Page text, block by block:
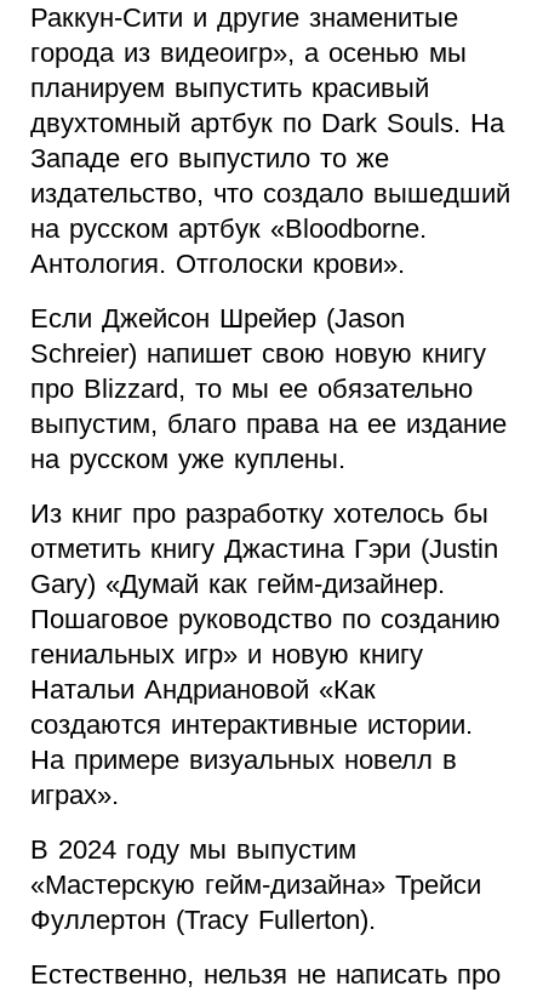
Раккун-Сити и другие знаменитые
города из видеоигр», а осенью мы
планируем выпустить красивый
двухтомный артбук по Dark Souls. На
Западе его выпустило то же
издательство, что создало вышедший
на русском артбук «Bloodborne.
Антология. Отголоски крови».
Если Джейсон Шрейер (Jason
Schreier) напишет свою новую книгу
про Blizzard, то мы ее обязательно
выпустим, благо права на ее издание
на русском уже куплены.
Из книг про разработку хотелось бы
отметить книгу Джастина Гэри (Justin
Gary) «Думай как гейм-дизайнер.
Пошаговое руководство по созданию
гениальных игр» и новую книгу
Натальи Андриановой «Как
создаются интерактивные истории.
На примере визуальных новелл в
играх».
В 2024 году мы выпустим
«Мастерскую гейм-дизайна» Трейси
Фуллертон (Tracy Fullerton).
Естественно, нельзя не написать про